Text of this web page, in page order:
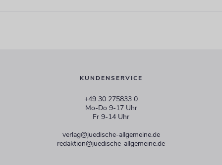
KUNDENSERVICE
+49 30 275833 0
Mo-Do 9-17 Uhr
Fr 9-14 Uhr
verlag@juedische-allgemeine.de
redaktion@juedische-allgemeine.de